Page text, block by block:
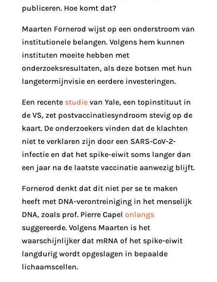
publiceren. Hoe komt dat?
Maarten Fornerod wijst op een onderstroom van
institutionele belangen. Volgens hem kunnen
instituten moeite hebben met
onderzoeksresultaten, als deze botsen met hun
langetermijnvisie en eerdere investeringen.
Een recente studievan Yale, een topinstituut in
de VS, zet postvaccinatiesyndroom stevig op de
kaart. De onderzoekers vinden dat de klachten
niet te verklaren zijn door een SARS-CoV-2-
infectie en dat het spike-eiwit soms langer dan
een jaar na de laatste vaccinatie aanwezig blijft.
Fornerod denkt dat dit niet per se te maken
heeft met DNA-verontreiniging in het menselijk
DNA, zoals prof. Pierre Capel onlangs
suggereerde. Volgens Maarten is het
waarschijnlijker dat mRNA of het spike-eiwit
langdurig wordt opgeslagen in bepaalde
lichaamscellen.